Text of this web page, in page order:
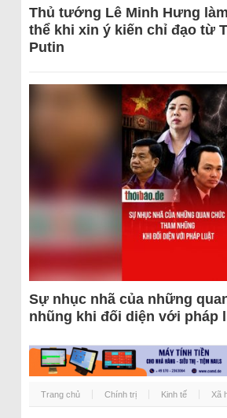
Thủ tướng Lê Minh Hưng
thể khi xin ý kiến chỉ đạo từ
Putin
Sự nhục nhã của những
nhũng khi đối diện với pháp
Trang chủ Chính trị Kinh tế Xã